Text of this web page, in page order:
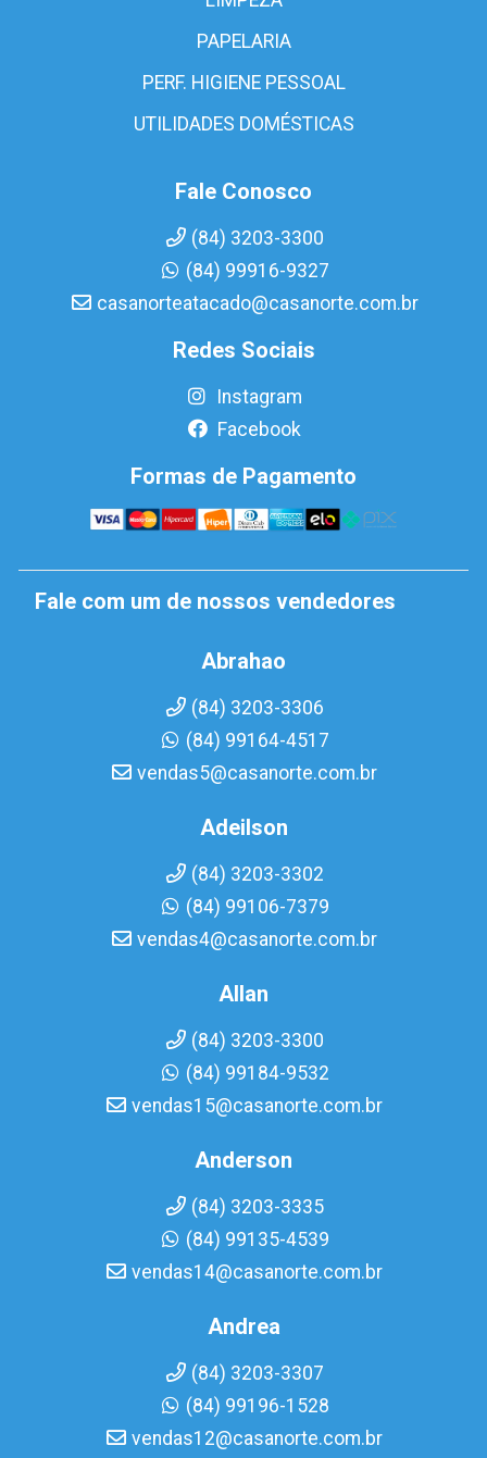
PAPELARIA
PERF. HIGIENE PESSOAL
UTILIDADES DOMÉSTICAS
Fale Conosco
(84) 3203-3300
(84) 99916-9327
casanorteatacado@casanorte.com.br
Redes Sociais
Instagram
Facebook
Formas de Pagamento
Fale com um de nossos vendedores
Abrahao
(84) 3203-3306
(84) 99164-4517
vendas5@casanorte.com.br
Adeilson
(84) 3203-3302
(84) 99106-7379
vendas4@casanorte.com.br
Allan
(84) 3203-3300
(84) 99184-9532
vendas15@casanorte.com.br
Anderson
(84) 3203-3335
(84) 99135-4539
vendas14@casanorte.com.br
Andrea
(84) 3203-3307
(84) 99196-1528
vendas12@casanorte.com.br